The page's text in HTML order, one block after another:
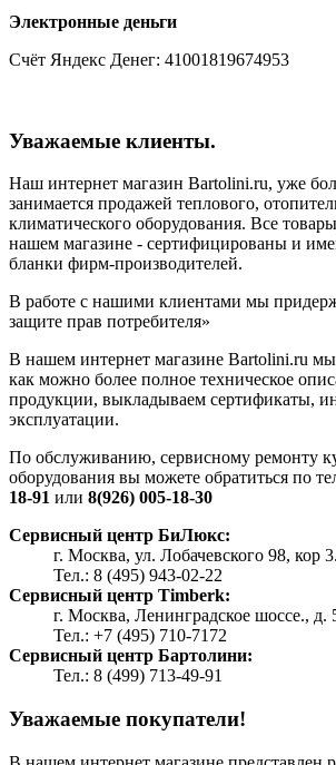
Электронные деньги
Счёт Яндекс Денег: 41001819674953
Уважаемые клиенты.
Наш интернет магазин Bartolini.ru, уже
занимается продажей теплового,
климатического оборудования. Все
нашем магазине - сертифицированы и
бланки фирм-производителей.
В работе с нашими клиентами мы
защите прав потребителя»
В нашем интернет магазине Bartolini.ru мы
как можно более полное техническое
продукции, выкладываем сертификаты,
эксплуатации.
По обслуживанию, сервисному ремонту
оборудования вы можете обратиться по
18-91 или 8(926) 005-18-30
Сервисный центр БиЛюкс:
г. Москва, ул. Лобачевского 98, кор 3.
Тел.: 8 (495) 943-02-22
Сервисный центр Timberk:
г. Москва, Ленинградское шоссе., д.
Тел.: +7 (495) 710-7172
Сервисный центр Бартолини:
Тел.: 8 (499) 713-49-91
Уважаемые покупатели!